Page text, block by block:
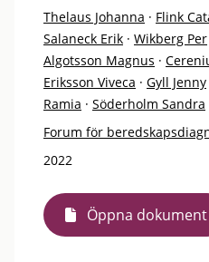
Thelaus Johanna · Flink
Salaneck Erik · Wikberg Per
Algotsson Magnus ·
Eriksson Viveca · Gyll Jenny
Ramia · Söderholm Sandra
Forum för
2022
Öppna dokument